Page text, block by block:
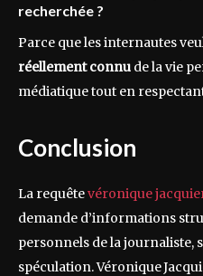
recherchée ?
Parce que les internautes
réellement connu de la vie
médiatique tout en
Conclusion
La requêtevéronique
demande d’informations
personnels de la journaliste,
spéculation. Véronique